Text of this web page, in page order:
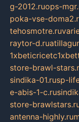
g-2012.ruops-
poka-vse-
tehosmotre.ru
raytor-d.ru
store-brawl-
sindika-01.rusp-
e-abis-1-c.ru
store-
antenna-highly.ru